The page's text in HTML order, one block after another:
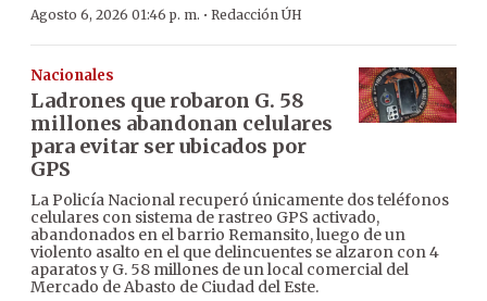
Agosto 6, 2026 01:46 p. m. · Redacción ÚH
Nacionales
Ladrones que robaron G. 58
millones abandonan celulares
para evitar ser ubicados por
GPS
La Policía Nacional recuperó únicamente dos teléfonos
celulares con sistema de rastreo GPS activado,
abandonados en el barrio Remansito, luego de un
violento asalto en el que delincuentes se alzaron con 4
aparatos y G. 58 millones de un local comercial del
Mercado de Abasto de Ciudad del Este.